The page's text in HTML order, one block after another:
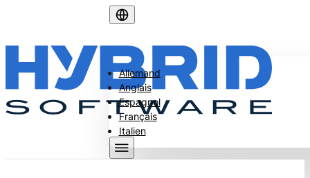
Allemand
Anglais
Espagnol
Français
Italien